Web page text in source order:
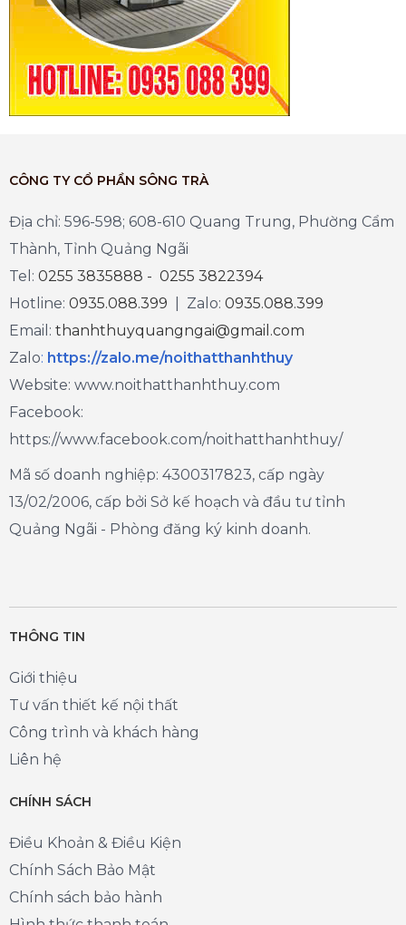
CÔNG TY CỔ PHẦN SÔNG TRÀ
Địa chỉ: 596-598; 608-610 Quang Trung, Phường Cẩm
Thành, Tỉnh Quảng Ngãi
Tel: 0255 3835888 - 0255 3822394
Hotline: 0935.088.399 | Zalo: 0935.088.399
Email: thanhthuyquangngai@gmail.com
Zalo: https://zalo.me/noithatthanhthuy
Website: www.noithatthanhthuy.com
Facebook:
https://www.facebook.com/noithatthanhthuy/
Mã số doanh nghiệp: 4300317823, cấp ngày
13/02/2006, cấp bởi Sở kế hoạch và đầu tư tỉnh
Quảng Ngãi - Phòng đăng ký kinh doanh.
THÔNG TIN
Giới thiệu
Tư vấn thiết kế nội thất
Công trình và khách hàng
Liên hệ
CHÍNH SÁCH
Điều Khoản & Điều Kiện
Chính Sách Bảo Mật
Chính sách bảo hành